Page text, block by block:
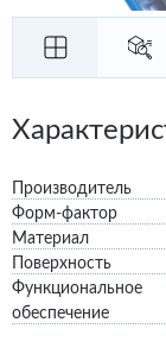
Производитель
Форм-фактор
Материал
Поверхность
Функциональное
обеспечение